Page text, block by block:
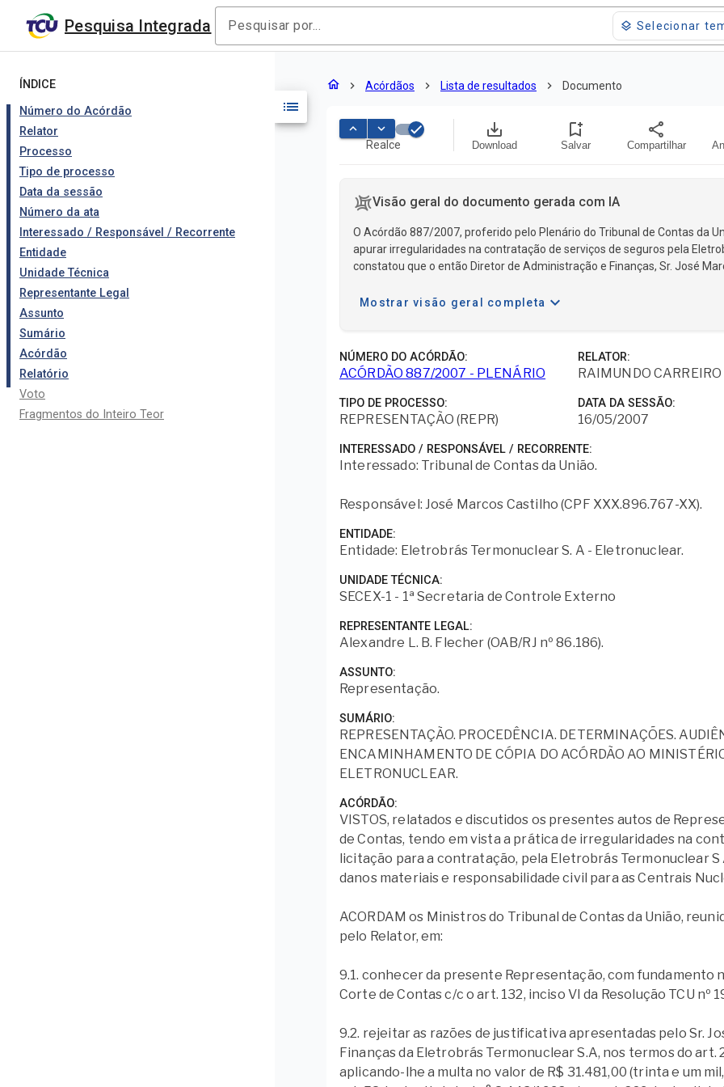
Pesquisa Integrada layers Selecionar
ÍNDICE
Número do Acórdão
Relator
Processo
Tipo de processo
Data da sessão
Número da ata
Interessado / Responsável / Recorrente
Entidade
Unidade Técnica
Representante Legal
Assunto
Sumário
Acórdão
Relatório
Voto
Fragmentos do Inteiro Teor
list
Documento
home chevron_right Acórdãos chevron_right Lista de resultados chevron_right Documento
keyboard_arrow_up keyboard_arrow_down
Realce
save_alt
Download
bookmark_add
Salvar
share
Compartilhar
Visão geral do documento gerada com IA
O Acórdão 887/2007, proferido pelo Plenário do Tribunal de Contas da
apurar irregularidades na contratação de serviços de seguros pela
constatou que o então Diretor de Administração e Finanças, Sr. José
Mostrar visão geral completa expand_more
NÚMERO DO ACÓRDÃO
ACÓRDÃO 887/2007 - PLENÁRIO
RELATOR
RAIMUNDO CARREIRO
TIPO DE PROCESSO
REPRESENTAÇÃO (REPR)
DATA DA SESSÃO
16/05/2007
INTERESSADO / RESPONSÁVEL / RECORRENTE
Interessado: Tribunal de Contas da União.
Responsável: José Marcos Castilho (CPF XXX.896.767-XX).
ENTIDADE
Entidade: Eletrobrás Termonuclear S. A - Eletronuclear.
UNIDADE TÉCNICA
SECEX-1 - 1ª Secretaria de Controle Externo
REPRESENTANTE LEGAL
Alexandre L. B. Flecher (OAB/RJ nº 86.186).
ASSUNTO
Representação.
SUMÁRIO
REPRESENTAÇÃO. PROCEDÊNCIA. DETERMINAÇÕES.
ENCAMINHAMENTO DE CÓPIA DO ACÓRDÃO AO
ELETRONUCLEAR.
ACÓRDÃO
VISTOS, relatados e discutidos os presentes autos de
de Contas, tendo em vista a prática de irregularidades na
licitação para a contratação, pela Eletrobrás Termonuclear
danos materiais e responsabilidade civil para as Centrais
ACORDAM os Ministros do Tribunal de Contas da União,
pelo Relator, em:
9.1. conhecer da presente Representação, com fundamento
Corte de Contas c/c o art. 132, inciso VI da Resolução TCU
9.2. rejeitar as razões de justificativa apresentadas pelo Sr.
Finanças da Eletrobrás Termonuclear S.A, nos termos do
aplicando-lhe a multa no valor de R$ 31.481,00 (trinta e um